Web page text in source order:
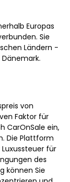
Europas
Sie
Ländern -
von
Faktor für
CarOnSale ein,
Die Plattform
für
des
können Sie